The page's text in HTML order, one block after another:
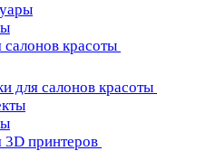
красоты
для салонов красоты
принтеров